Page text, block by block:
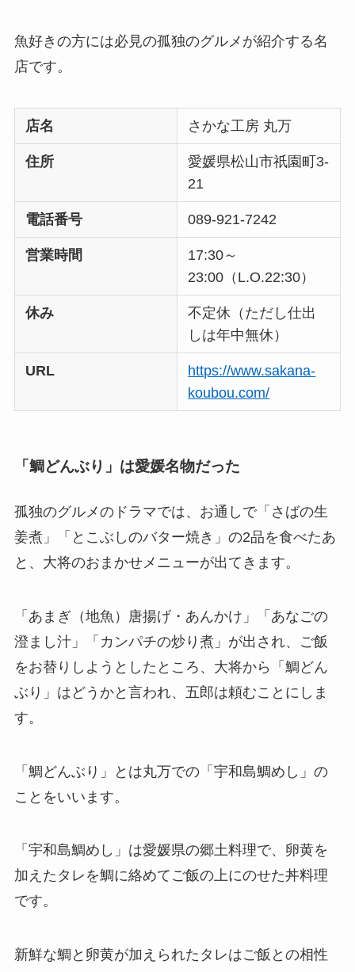
魚好きの方には必見の孤独のグルメが紹介する名
店です。
店名 さかな工房 丸万
住所
愛媛県松山市祇園町3-
21
電話番号 089-921-7242
営業時間
17:30～
23:00（L.O.22:30）
休み
不定休（ただし仕出
しは年中無休）
URL
https://www.sakana-
koubou.com/
「鯛どんぶり」は愛媛名物だった
孤独のグルメのドラマでは、お通しで「さばの生
姜煮」「とこぶしのバター焼き」の2品を食べたあ
と、大将のおまかせメニューが出てきます。
「あまぎ（地魚）唐揚げ・あんかけ」「あなごの
澄まし汁」「カンパチの炒り煮」が出され、ご飯
をお替りしようとしたところ、大将から「鯛どん
ぶり」はどうかと言われ、五郎は頼むことにしま
す。
「鯛どんぶり」とは丸万での「宇和島鯛めし」の
ことをいいます。
「宇和島鯛めし」は愛媛県の郷土料理で、卵黄を
加えたタレを鯛に絡めてご飯の上にのせた丼料理
です。
新鮮な鯛と卵黄が加えられたタレはご飯との相性